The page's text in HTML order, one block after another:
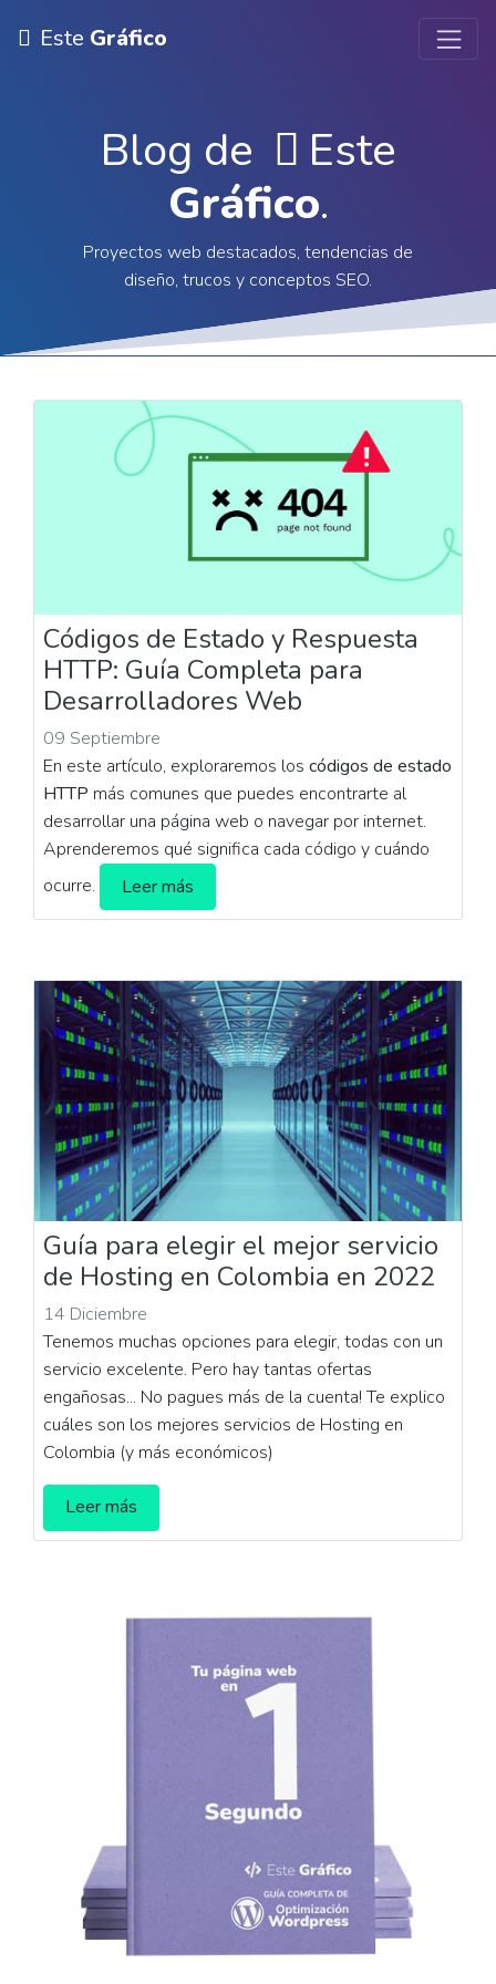
Este Gráfico
Blog de
Este
Gráfico.
Proyectos web destacados, tendencias de
diseño, trucos y conceptos SEO.
Códigos de Estado y Respuesta
HTTP: Guía Completa para
Desarrolladores Web
09 Septiembre
En este artículo, exploraremos los códigos de estado
HTTP más comunes que puedes encontrarte al
desarrollar una página web o navegar por internet.
Aprenderemos qué significa cada código y cuándo
ocurre.
Leer más
Guía para elegir el mejor servicio
de Hosting en Colombia en 2022
14 Diciembre
Tenemos muchas opciones para elegir, todas con un
servicio excelente. Pero hay tantas ofertas
engañosas... No pagues más de la cuenta! Te explico
cuáles son los mejores servicios de Hosting en
Colombia (y más económicos)
Leer más